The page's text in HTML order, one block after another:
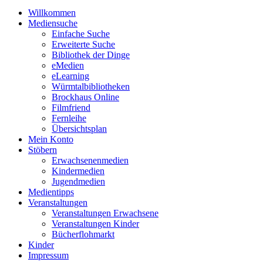
Willkommen
Mediensuche
Einfache Suche
Erweiterte Suche
Bibliothek der Dinge
eMedien
eLearning
Würmtalbibliotheken
Brockhaus Online
Filmfriend
Fernleihe
Übersichtsplan
Mein Konto
Stöbern
Erwachsenenmedien
Kindermedien
Jugendmedien
Medientipps
Veranstaltungen
Veranstaltungen Erwachsene
Veranstaltungen Kinder
Bücherflohmarkt
Kinder
Impressum